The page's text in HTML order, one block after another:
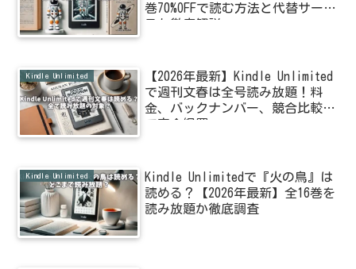
巻70%OFFで読む方法と代替サービ
スも徹底解説
Kindle Unlimited
【2026年最新】Kindle Unlimited
で週刊文春は全号読み放題！料
金、バックナンバー、競合比較ま
で完全網羅
Kindle Unlimited
Kindle Unlimitedで『火の鳥』は
読める？【2026年最新】全16巻を
読み放題か徹底調査